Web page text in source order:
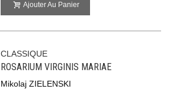
Ajouter Au Panier
CLASSIQUE
ROSARIUM VIRGINIS MARIAE
Mikolaj ZIELENSKI